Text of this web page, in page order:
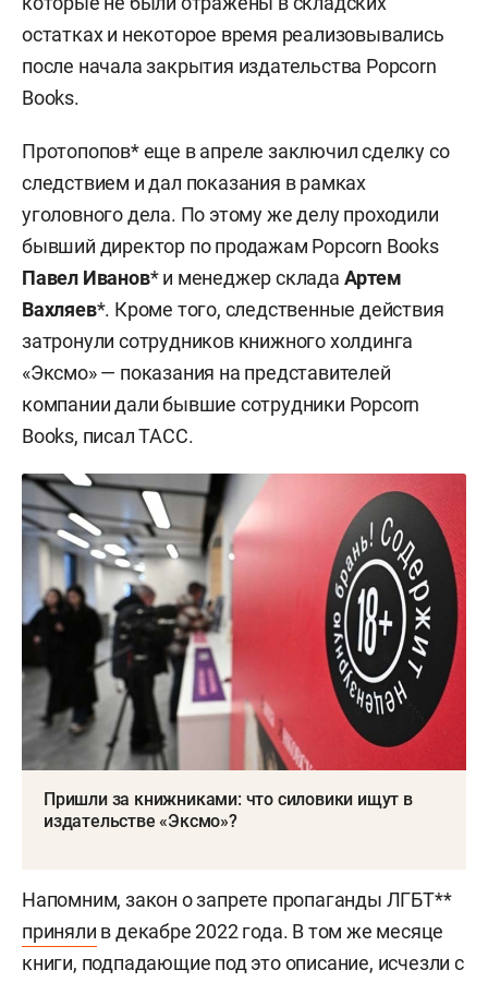
остатках и некоторое время реализовывались
после начала закрытия издательства Popcorn
Books.
Протопопов* еще в апреле заключил сделку со
следствием и дал показания в рамках
уголовного дела. По этому же делу проходили
бывший директор по продажам Popcorn Books
Павел Иванов* и менеджер склада Артем
Вахляев*. Кроме того, следственные действия
затронули сотрудников книжного холдинга
«Эксмо» — показания на представителей
компании дали бывшие сотрудники Popcorn
Books, писал ТАСС.
Пришли за книжниками: что силовики ищут в
издательстве «Эксмо»?
Напомним, закон о запрете пропаганды ЛГБТ**
приняли в декабре 2022 года. В том же месяце
книги, подпадающие под это описание, исчезли с